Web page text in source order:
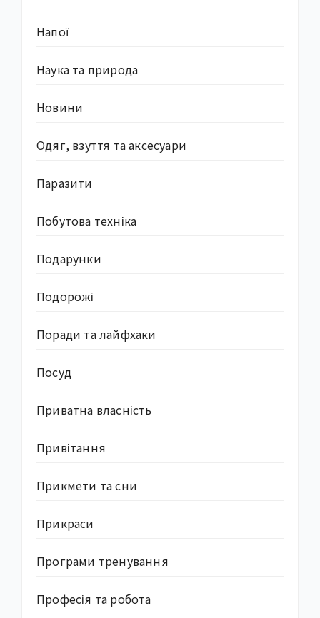
Напої
Наука та природа
Новини
Одяг, взуття та аксесуари
Паразити
Побутова техніка
Подарунки
Подорожі
Поради та лайфхаки
Посуд
Приватна власність
Привітання
Прикмети та сни
Прикраси
Програми тренування
Професія та робота